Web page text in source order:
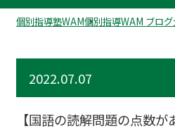
個別指導塾WAM個別指導WAM ブログ
2022.07.07
【国語の読解問題の点数が